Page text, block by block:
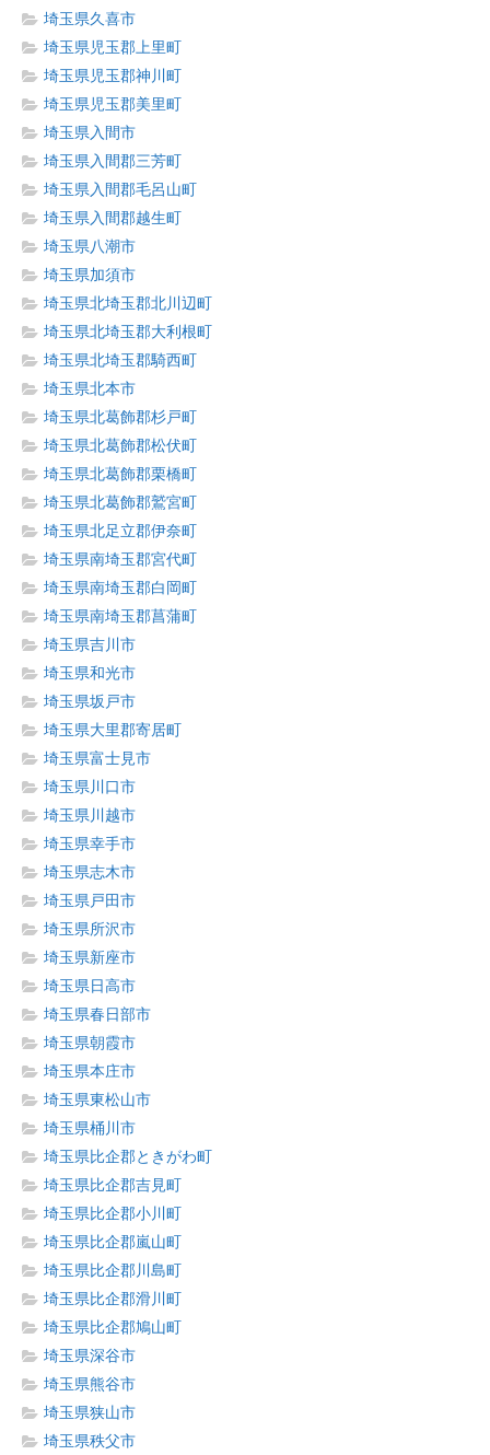
埼玉県久喜市
埼玉県児玉郡上里町
埼玉県児玉郡神川町
埼玉県児玉郡美里町
埼玉県入間市
埼玉県入間郡三芳町
埼玉県入間郡毛呂山町
埼玉県入間郡越生町
埼玉県八潮市
埼玉県加須市
埼玉県北埼玉郡北川辺町
埼玉県北埼玉郡大利根町
埼玉県北埼玉郡騎西町
埼玉県北本市
埼玉県北葛飾郡杉戸町
埼玉県北葛飾郡松伏町
埼玉県北葛飾郡栗橋町
埼玉県北葛飾郡鷲宮町
埼玉県北足立郡伊奈町
埼玉県南埼玉郡宮代町
埼玉県南埼玉郡白岡町
埼玉県南埼玉郡菖蒲町
埼玉県吉川市
埼玉県和光市
埼玉県坂戸市
埼玉県大里郡寄居町
埼玉県富士見市
埼玉県川口市
埼玉県川越市
埼玉県幸手市
埼玉県志木市
埼玉県戸田市
埼玉県所沢市
埼玉県新座市
埼玉県日高市
埼玉県春日部市
埼玉県朝霞市
埼玉県本庄市
埼玉県東松山市
埼玉県桶川市
埼玉県比企郡ときがわ町
埼玉県比企郡吉見町
埼玉県比企郡小川町
埼玉県比企郡嵐山町
埼玉県比企郡川島町
埼玉県比企郡滑川町
埼玉県比企郡鳩山町
埼玉県深谷市
埼玉県熊谷市
埼玉県狭山市
埼玉県秩父市